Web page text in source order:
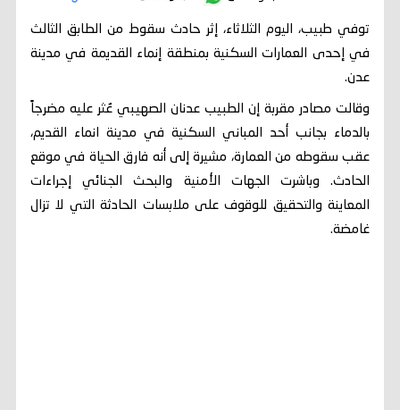
توفي طبيب، اليوم الثلاثاء، إثر حادث سقوط من الطابق الثالث
في إحدى العمارات السكنية بمنطقة إنماء القديمة في مدينة
عدن.
وقالت مصادر مقربة إن الطبيب عدنان الصهيبي عُثر عليه مضرجاً
بالدماء بجانب أحد المباني السكنية في مدينة انماء القديم،
عقب سقوطه من العمارة، مشيرة إلى أنه فارق الحياة في موقع
الحادث. وباشرت الجهات الأمنية والبحث الجنائي إجراءات
المعاينة والتحقيق للوقوف على ملابسات الحادثة التي لا تزال
غامضة.